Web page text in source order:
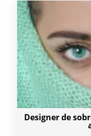
Designer de